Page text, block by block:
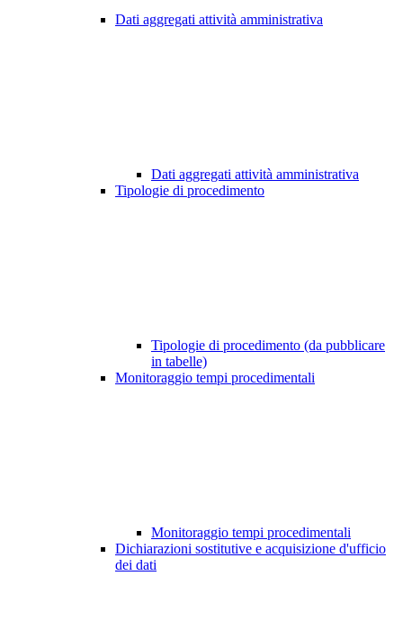
Dati aggregati attività amministrativa
Dati aggregati attività amministrativa
Tipologie di procedimento
Tipologie di procedimento (da pubblicare
in tabelle)
Monitoraggio tempi procedimentali
Monitoraggio tempi procedimentali
Dichiarazioni sostitutive e acquisizione d'ufficio
dei dati